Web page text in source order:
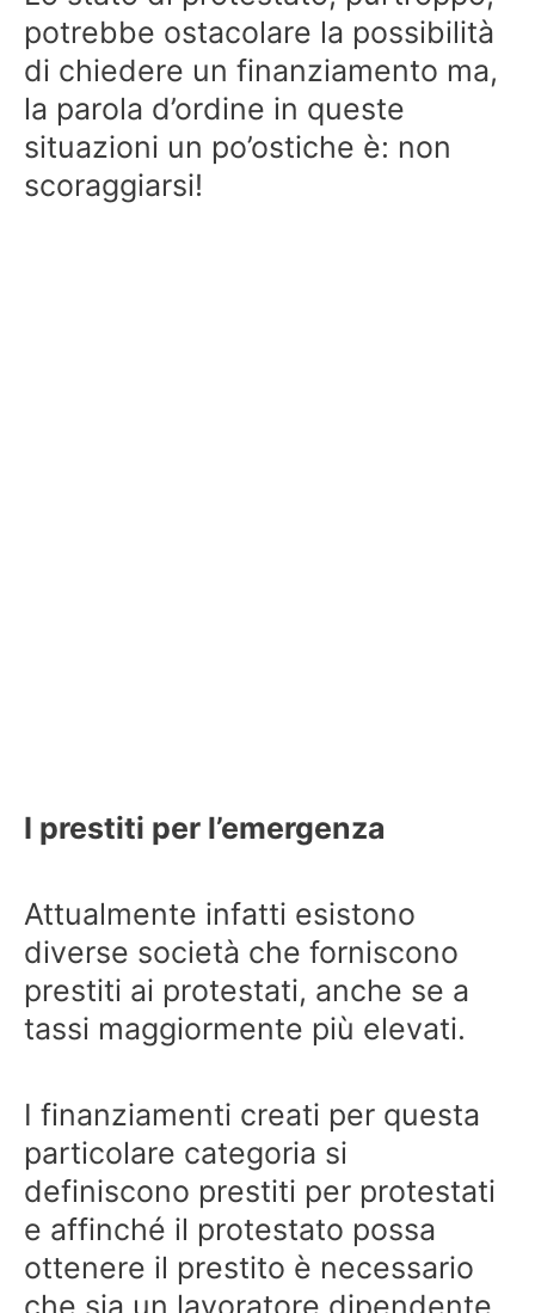
potrebbe ostacolare la possibilità
di chiedere un finanziamento ma,
la parola d’ordine in queste
situazioni un po’ostiche è: non
scoraggiarsi!
I prestiti per l’emergenza
Attualmente infatti esistono
diverse società che forniscono
prestiti ai protestati, anche se a
tassi maggiormente più elevati.
I finanziamenti creati per questa
particolare categoria si
definiscono prestiti per protestati
e affinché il protestato possa
ottenere il prestito è necessario
che sia un lavoratore dipendente